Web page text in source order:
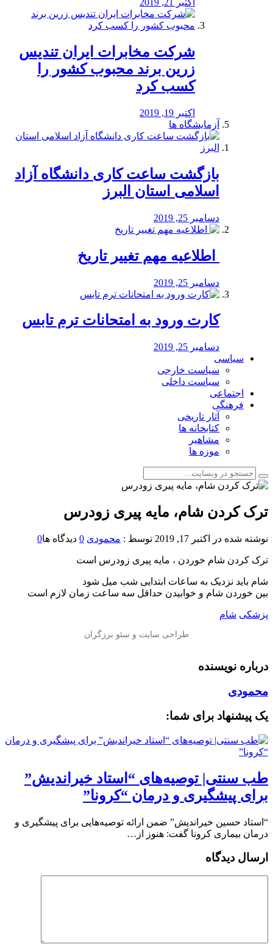
اکتبر 21, 2019
شرکت مخابرات ایران تندیس
زرین برند محبوب کشور را
کسب کرد
اکتبر 19, 2019
آزمایشگاه ها
بازگشت ساعت کاری دانشگاه آزاد
اسلامی استان البرز
دسامبر 25, 2019
️ اطلاعیه مهم تغییر تاریخ
دسامبر 25, 2019
کارت ورود به امتحانات ترم تابس
دسامبر 25, 2019
سیاسی
سیاست خارجی
سیاست داخلی
اجتماعی
فرهنگی
آثار تاریخی
کتابخانه ها
مشاهیر
موزه ها
ترک کردن شام، مایه پیری زودرس
نوشته شده در اکتبر 17, 2019 توسط : محمودی 0 دیدگاه ها0
ترک کردن شام خوردن ، مایه پیری زودرس است
شام باید نزدیک به ساعات ابتدایی شب میل شود
بین خوردن شام و خوابیدن حداقل سه ساعت زمان لازم است
پزشکی شام
درباره نویسنده
محمودی
یک پیشنهاد برای شما:
طب سنتی| توصیه‌‌های “استاد خیراندیش”
برای پیشگیری و درمان “کرونا”
“استاد حسین خیراندیش” ضمن ارائه توصیه‌‌هایی برای پیشگیری و
درمان بیماری کرونا گفت: هنوز از…
ارسال دیدگاه